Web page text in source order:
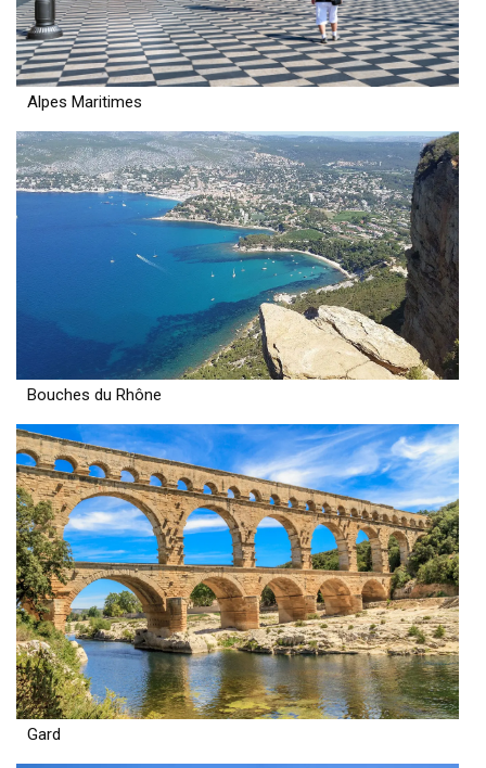
Alpes Maritimes
Bouches du Rhône
Gard